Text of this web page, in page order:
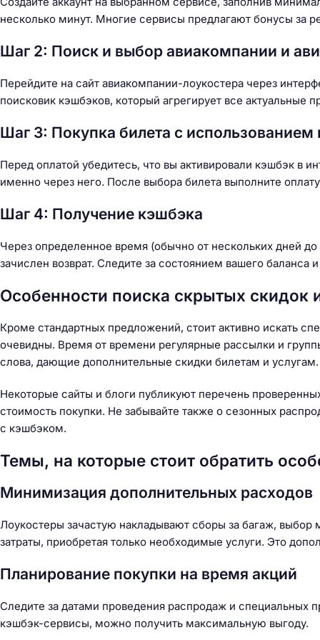
несколько минут. Многие сервисы предлагают бонусы за
Шаг 2: Поиск и выбор авиакомпании и
Перейдите на сайт авиакомпании-лоукостера через
поисковик кэшбэков, который агрегирует все актуальные
Шаг 3: Покупка билета с
Перед оплатой убедитесь, что вы активировали кэшбэк в
именно через него. После выбора билета выполните
Шаг 4: Получение кэшбэка
Через определенное время (обычно от нескольких дней
зачислен возврат. Следите за состоянием вашего баланса
Особенности поиска скрытых скидок
Кроме стандартных предложений, стоит активно искать
очевидны. Время от времени регулярные рассылки и
слова, дающие дополнительные скидки билетам и услугам.
Некоторые сайты и блоги публикуют перечень
стоимость покупки. Не забывайте также о сезонных
с кэшбэком.
Темы, на которые стоит обратить
Минимизация дополнительных расходов
Лоукостеры зачастую накладывают сборы за багаж, выбор
затраты, приобретая только необходимые услуги. Это
Планирование покупки на время акций
Следите за датами проведения распродаж и специальных
кэшбэк-сервисы, можно получить максимальную выгоду.